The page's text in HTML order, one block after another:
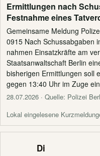
Ermittlungen nach
Festnahme eines
Gemeinsame Meldung
0915 Nach Schussabgaben
nahmen Einsatzkräfte am
Staatsanwaltschaft Berlin
bisherigen Ermittlungen soll
gegen 13:40 Uhr im Zuge
28.07.2026 · Quelle: Polizei
Lokal eingelesene
Di